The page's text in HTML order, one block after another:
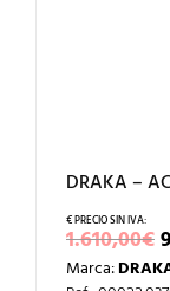
DRAKA –
1.610,00€
Marca: